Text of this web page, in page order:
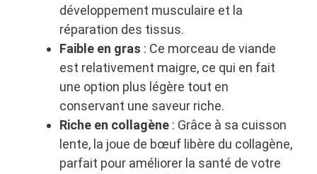
développement musculaire et la
réparation des tissus.
Faible en gras : Ce morceau de viande
est relativement maigre, ce qui en fait
une option plus légère tout en
conservant une saveur riche.
Riche en collagène : Grâce à sa cuisson
lente, la joue de bœuf libère du collagène,
parfait pour améliorer la santé de votre